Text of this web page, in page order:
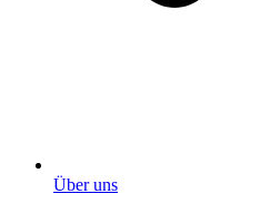
Über uns